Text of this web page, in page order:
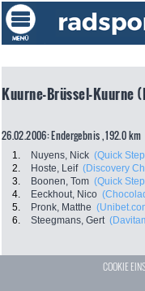
Kuurne-Brüssel-Kuurne
26.02.2006: Endergebnis , 192.0 km
1. Nuyens, Nick (Quick
2.
Hoste, Leif (Discovery
3.
Boonen, Tom (Quick
4.
Eeckhout, Nico
5.
Pronk, Matthe
6.
Steegmans, Gert
COOKIE